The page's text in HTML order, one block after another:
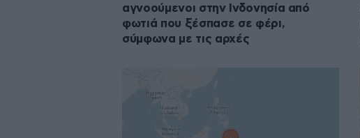
αγνοούμενοι στην Ινδονησία από
φωτιά που ξέσπασε σε φέρι,
σύμφωνα με τις αρχές